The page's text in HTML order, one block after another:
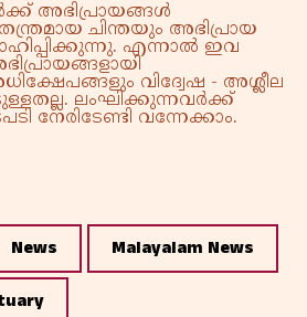
അഭിപ്രായങ്ങൾ
ചിന്തയും അഭിപ്രായ
എന്നാൽ ഇവ
വിദ്വേഷ - അശ്ലീല
ലംഘിക്കുന്നവർക്ക്
നേരിടേണ്ടി വന്നേക്കാം.
News Malayalam News